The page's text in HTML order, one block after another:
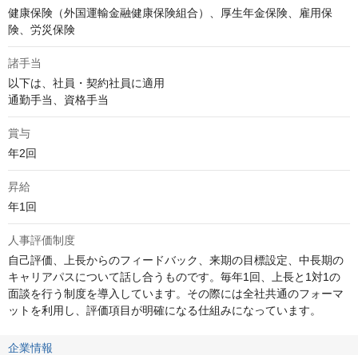
健康保険（外国運輸金融健康保険組合）、厚生年金保険、雇用保
険、労災保険
諸手当
以下は、社員・契約社員に適用
通勤手当、資格手当
賞与
年2回
昇給
年1回
人事評価制度
自己評価、上長からのフィードバック、来期の目標設定、中長期の
キャリアパスについて話し合うものです。毎年1回、上長と1対1の
面談を行う制度を導入しています。その際には全社共通のフォーマ
ットを利用し、評価項目が明確になる仕組みになっています。
企業情報